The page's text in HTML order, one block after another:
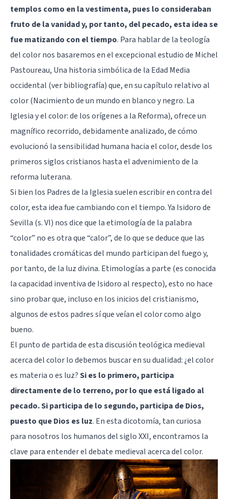
templos como en la vestimenta, pues lo consideraban
fruto de la vanidad y, por tanto, del pecado, esta idea se
fue matizando con el tiempo. Para hablar de la teología
del color nos basaremos en el excepcional estudio de Michel
Pastoureau, Una historia simbólica de la Edad Media
occidental (ver bibliografía) que, en su capítulo relativo al
color (Nacimiento de un mundo en blanco y negro. La
Iglesia y el color: de los orígenes a la Reforma), ofrece un
magnífico recorrido, debidamente analizado, de cómo
evolucionó la sensibilidad humana hacia el color, desde los
primeros siglos cristianos hasta el advenimiento de la
reforma luterana.
Si bien los Padres de la Iglesia suelen escribir en contra del
color, esta idea fue cambiando con el tiempo. Ya Isidoro de
Sevilla (s. VI) nos dice que la etimología de la palabra
“color” no es otra que “calor”, de lo que se deduce que las
tonalidades cromáticas del mundo participan del fuego y,
por tanto, de la luz divina. Etimologías a parte (es conocida
la capacidad inventiva de Isidoro al respecto), esto no hace
sino probar que, incluso en los inicios del cristianismo,
algunos de estos padres sí que veían el color como algo
bueno.
El punto de partida de esta discusión teológica medieval
acerca del color lo debemos buscar en su dualidad: ¿el color
es materia o es luz?Si es lo primero, participa
directamente de lo terreno, por lo que está ligado al
pecado. Si participa de lo segundo, participa de Dios,
puesto que Dios es luz. En esta dicotomía, tan curiosa
para nosotros los humanos del siglo XXI, encontramos la
clave para entender el debate medieval acerca del color.